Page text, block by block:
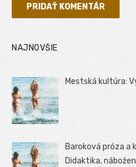
NAJNOVŠIE
Mestská kultúra:
Baroková próza
Didaktika,